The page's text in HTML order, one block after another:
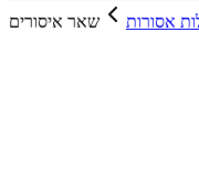
שאר איסורים